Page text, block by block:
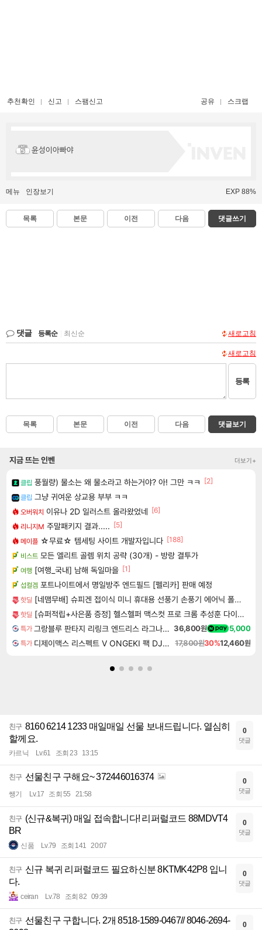
추천확인 신고 스팸신고 공유 스크랩
윤성이아빠야
메뉴 인장보기 EXP 88%
목록 본문 이전 다음 댓글쓰기
댓글 등록순 최신순 새로고침
새로고침
등록
목록 본문 이전 다음 댓글보기
지금 뜨는 인벤 더보기+
클립 풍월량) 물소는 왜 물소라고 하는거야? 아! 그만 ㅋㅋ
[2]
클립 그냥 귀여운 상교용 부부 ㅋㅋ
오버워치 이유나 2D 일러스트 올라왔었네
[6]
리니지M 주말패키지 결과..... [5]
메이플 ☆무료☆ 템세팅 사이트 개발자입니다 [188]
비스트 모든 엘리트 골렘 위치 공략 (30개) - 방랑 결투가
여행 [여행_국내] 남해 독일마을 [1]
섭컬겜 포트나이트에서 명일방주 엔드필드 [펠리카] 판매 예정
핫딜 [네맴무배] 슈피겐 접이식 미니 휴대용 선풍기 손풍기 에어닉 폴디니 A906
핫딜 [슈퍼적립+사은품 증정] 헬스헬퍼 맥스컷 프로 크롬 추성훈 다이어트 혈당 체지방 컷팅제 120캡슐, 5개 [원산지:상세설명에 표시]
특가 그랑블루 판타지 리링크 엔드리스 라그나로크 업그레이드 킷 Granblue Fantasy Relink Endless Ragnarok Upgrade Kit DLC 36,800원 5,000
특가 디제이맥스 리스펙트 V ONGEKI 팩 DJMAX RESPECT V ONGEKI Pack DLC 17,800원30%12,460원
친구 8160 6214 1233 매일매일 선물 보내드립니다. 열심히
할께요.
카르닉 Lv.61 조회 23 13:15
0
댓글
친구 선물친구 구해요~ 372446016374
쌩기 Lv.17 조회 55 21:58
0
댓글
친구 (신규&복귀) 매일 접속합니다! 리퍼럴코드 88MDVT4
BR
신품 Lv.79 조회 141 20:07
0
댓글
친구 신규 복귀 리퍼럴코드 필요하신분 8KTMK42P8 입니
다.
ceiran Lv.78 조회 82 09:39
0
댓글
친구 선물친구 구합니다. 2개 8518-1589-0467// 8046-2694-
0